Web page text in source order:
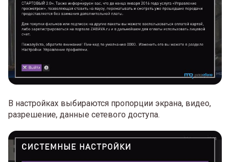
В настройках выбираются пропорции экрана, видео,
разрешение, данные сетевого доступа.